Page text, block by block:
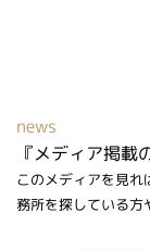
news
『メディア掲
このメディアを見れ
務所を探している方